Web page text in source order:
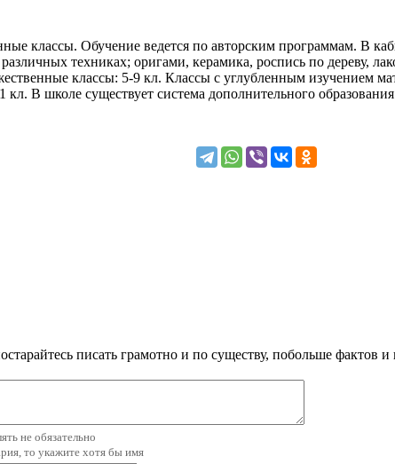
классы. Обучение ведется по авторским программам. В
техниках; оригами, керамика, роспись по дереву,
классы: 5-9 кл. Классы с углубленным изучением
В школе существует система дополнительного
писать грамотно и по существу, побольше фактов
не обязательно
то укажите хотя бы имя